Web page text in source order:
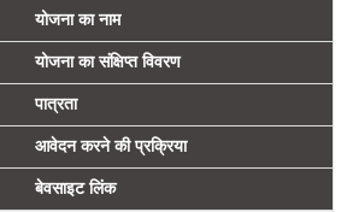
योजना का नाम
योजना का संक्षिप्‍त विवरण
पात्रता
आवेदन करने की प्रक्रिया
बेवसाइट लिंक